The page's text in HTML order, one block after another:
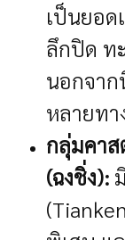
เป็นยอด
ลึกปิด ท
นอกจาก
หลายท
กลุ่มคาส
(ฉงชิ่ง):